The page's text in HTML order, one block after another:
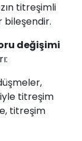
titreşimli
bileşendir.
değişimi
titreşim
titreşim